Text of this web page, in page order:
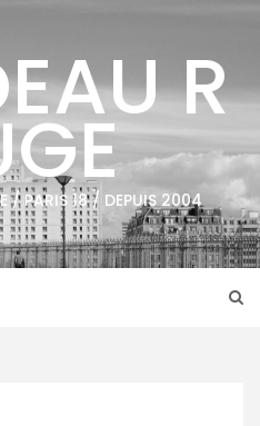
R
/ PARIS 18 / DEPUIS 2004